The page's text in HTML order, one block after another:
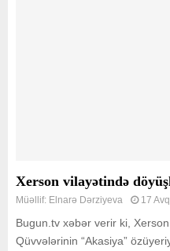
Xerson vilayətində
Müəllif: Elnarə Dərziyeva 17
Bugun.tv xəbər verir ki,
Qüvvələrinin “Akasiya”